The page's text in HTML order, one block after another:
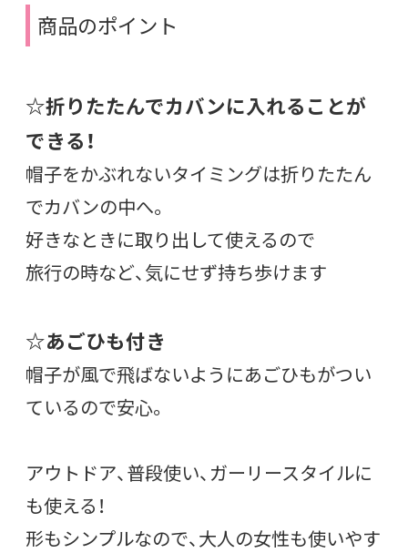
商品のポイント
☆折りたたんでカバンに入れることが
できる！
帽子をかぶれないタイミングは折りたたん
でカバンの中へ。
好きなときに取り出して使えるので
旅行の時など、気にせず持ち歩けます
☆あごひも付き
帽子が風で飛ばないようにあごひもがつい
ているので安心。
アウトドア、普段使い、ガーリースタイルに
も使える！
形もシンプルなので、大人の女性も使いやす